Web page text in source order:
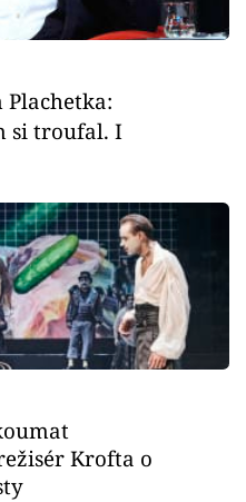
si troufal. I
Krofta o